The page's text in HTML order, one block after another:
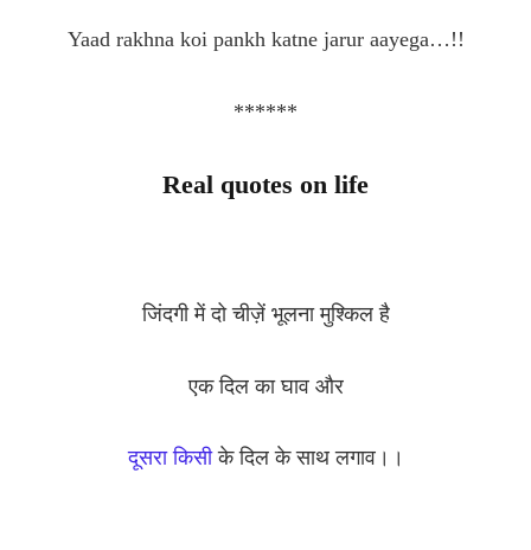
Yaad rakhna koi pankh katne jarur aayega…!!
******
Real quotes on life
जिंदगी में दो चीज़ें भूलना मुश्किल है
एक दिल का घाव और
दूसरा किसीके दिल के साथ लगाव।।